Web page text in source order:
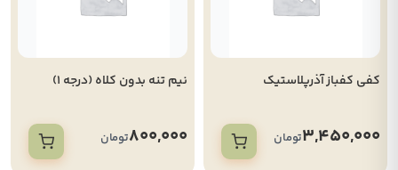
کفی کفباز آذرپلاستیک
3,450,000تومان
نیم تنه بدون کلاه (درجه 1)
800,000تومان